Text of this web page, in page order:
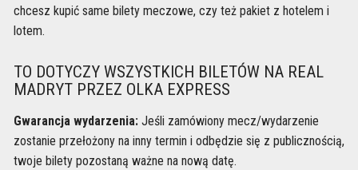
chcesz kupić same bilety meczowe, czy też pakiet z hotelem i
lotem.
TO DOTYCZY WSZYSTKICH BILETÓW NA REAL
MADRYT PRZEZ OLKA EXPRESS
Gwarancja wydarzenia:Jeśli zamówiony mecz/wydarzenie
zostanie przełożony na inny termin i odbędzie się z publicznością,
twoje bilety pozostaną ważne na nową datę.